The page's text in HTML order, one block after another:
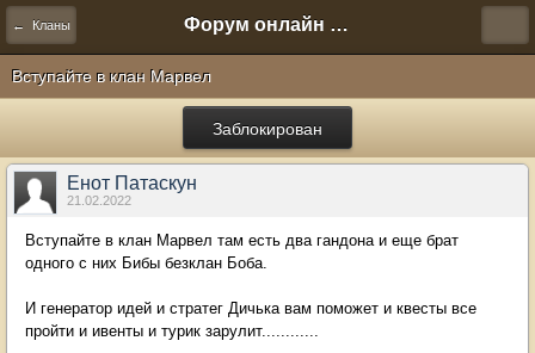
← Кланы Форум онлайн игры "Новая Эра" (Нюра Биз)
Вступайте в клан Марвел
Заблокирован
Енот Патаскун
21.02.2022
Вступайте в клан Марвел там есть два гандона и еще брат
одного с них Бибы безклан Боба.
И генератор идей и стратег Дичька вам поможет и квесты все
пройти и ивенты и турик зарулит............